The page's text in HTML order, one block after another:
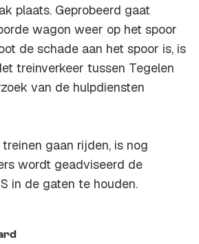
plaats. Geprobeerd gaat
wagon weer op het spoor
de schade aan het spoor is, is
treinverkeer tussen Tegelen
van de hulpdiensten
gaan rijden, is nog
wordt geadviseerd de
in de gaten te houden.